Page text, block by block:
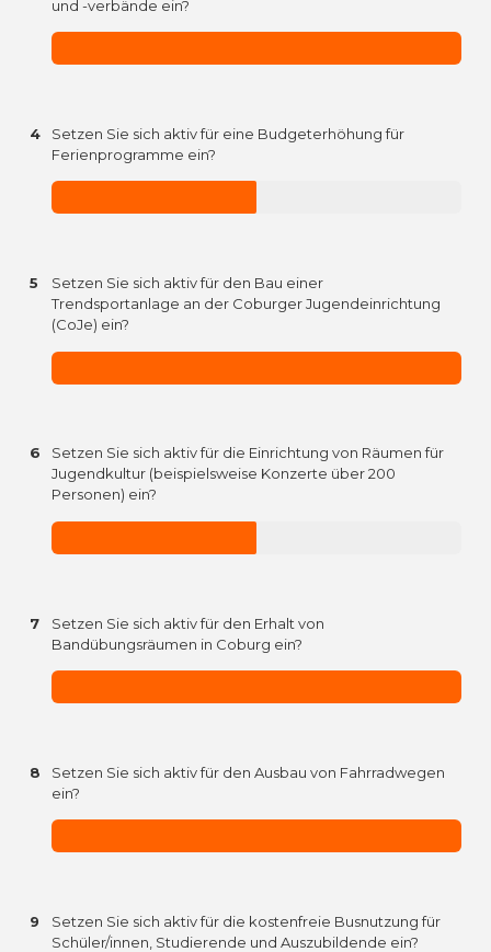
und -verbände ein?
4
Setzen Sie sich aktiv für eine Budgeterhöhung für
Ferienprogramme ein?
5
Setzen Sie sich aktiv für den Bau einer
Trendsportanlage an der Coburger Jugendeinrichtung
(CoJe) ein?
6
Setzen Sie sich aktiv für die Einrichtung von Räumen für
Jugendkultur (beispielsweise Konzerte über 200
Personen) ein?
7
Setzen Sie sich aktiv für den Erhalt von
Bandübungsräumen in Coburg ein?
8
Setzen Sie sich aktiv für den Ausbau von Fahrradwegen
ein?
9
Setzen Sie sich aktiv für die kostenfreie Busnutzung für
Schüler/innen, Studierende und Auszubildende ein?